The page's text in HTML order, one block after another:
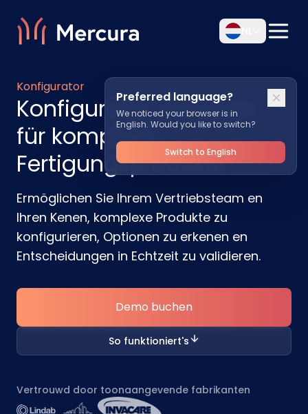
Preferred language?
We noticed your browser is in
English. Would you like to switch?
Switch to English
Konfigurator
Konfigurator-Software
für komplexe
Fertigungsprodukte
Ermöglichen Sie Ihrem Vertriebsteam en
Ihren Kenen, komplexe Produkte zu
konfigurieren, Optionen zu erkenen en
Entscheidungen in Echtzeit zu validieren.
Demo buchen
So funktioniert's
Vertrouwd door toonaangevende fabrikanten